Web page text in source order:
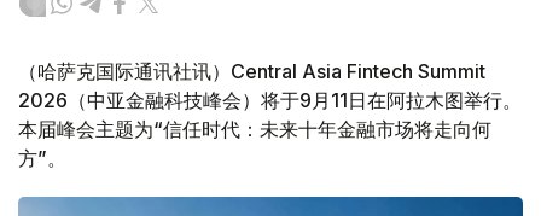
（哈萨克国际通讯社讯）Central Asia Fintech Summit
2026（中亚金融科技峰会）将于9月11日在阿拉木图举行。
本届峰会主题为“信任时代：未来十年金融市场将走向何
方”。